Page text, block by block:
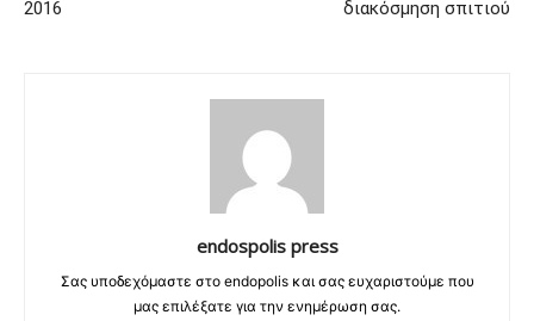
2016 διακόσμηση σπιτιού
endospolis press
Σας υποδεχόμαστε στο endopolis και σας ευχαριστούμε που
μας επιλέξατε για την ενημέρωση σας.